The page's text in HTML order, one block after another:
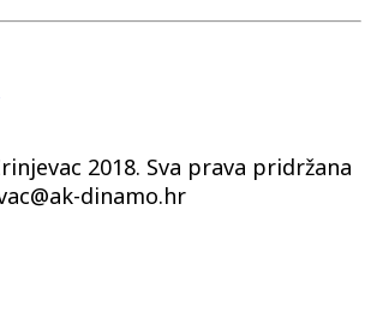
2018. Sva prava pridržana
dinamo.hr